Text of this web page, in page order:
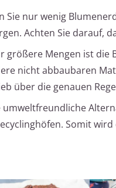
Sie nur wenig
Achten Sie darauf,
größere Mengen ist die
nicht abbaubaren
über die genauen
umweltfreundliche
Somit